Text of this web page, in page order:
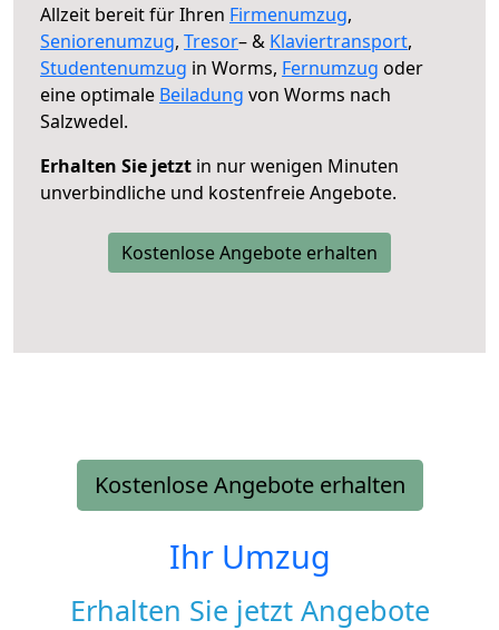
Allzeit bereit für Ihren Firmenumzug,
Seniorenumzug, Tresor– & Klaviertransport,
Studentenumzug in Worms, Fernumzug oder
eine optimale Beiladung von Worms nach
Salzwedel.
Erhalten Sie jetzt in nur wenigen Minuten
unverbindliche und kostenfreie Angebote.
Kostenlose Angebote erhalten
Kostenlose Angebote erhalten
Ihr Umzug
Erhalten Sie jetzt Angebote